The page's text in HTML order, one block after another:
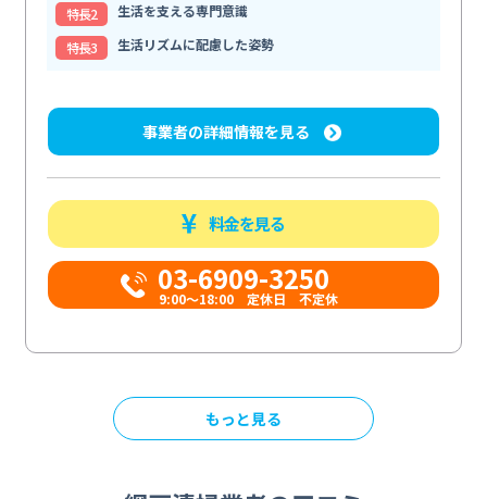
特⻑2
生活を支える専門意識
特⻑3
生活リズムに配慮した姿勢
事業者の詳細情報を見る
料金を見る
03-6909-3250
9:00～18:00 定休日 不定休
もっと見る